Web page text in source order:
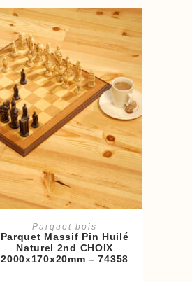
Parquet bois
Parquet Massif Pin Huilé
Naturel 2nd CHOIX
2000x170x20mm – 74358